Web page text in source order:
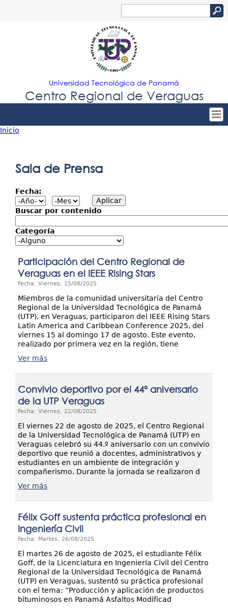
Jump to navigation
de
búsqueda
Universidad Tecnológica de Panamá
Centro Regional de Veraguas
Tropical
Principal
Admisión
Estudiantes
Investigación
Extensión
Servicios
Contáctenos
está
Inicio
Sala de Prensa
Fecha:
Buscar por contenido
Categoría
Participación del Centro Regional de
Veraguas en el IEEE Rising Stars
Fecha: Viernes, 15/08/2025
Miembros de la comunidad universitaria del Centro
Regional de la Universidad Tecnológica de Panamá
(UTP), en Veraguas, participaron del IEEE Rising Stars
Latin America and Caribbean Conference 2025, del
viernes 15 al domingo 17 de agosto. Este evento,
realizado por primera vez en la región, tiene
Ver más
Convivio deportivo por el 44º aniversario
de la UTP Veraguas
Fecha: Viernes, 22/08/2025
El viernes 22 de agosto de 2025, el Centro Regional
de la Universidad Tecnológica de Panamá (UTP) en
Veraguas celebró su 44.º aniversario con un convivio
deportivo que reunió a docentes, administrativos y
estudiantes en un ambiente de integración y
compañerismo. Durante la jornada se realizaron d
Ver más
Félix Goff sustenta práctica profesional en
Ingeniería Civil
Fecha: Martes, 26/08/2025
El martes 26 de agosto de 2025, el estudiante Félix
Goff, de la Licenciatura en Ingeniería Civil del Centro
Regional de la Universidad Tecnológica de Panamá
(UTP) en Veraguas, sustentó su práctica profesional
con el tema: “Producción y aplicación de productos
bituminosos en Panamá Asfaltos Modificad